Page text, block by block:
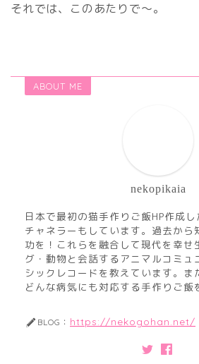
それでは、このあたりで～。
ABOUT ME
nekopikaia
日本で最初の猫手作りご飯HP作成し
チャネラーもしています。過去から
功を！これらを融合して現代を幸せ
グ・動物と会話するアニマルコミュ
シックレコードを教えています。ま
どんな病気にも対応する手作りご飯
BLOG： https://nekogohan.net/